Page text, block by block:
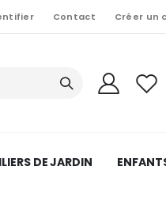
Contact Créer un
DE JARDIN